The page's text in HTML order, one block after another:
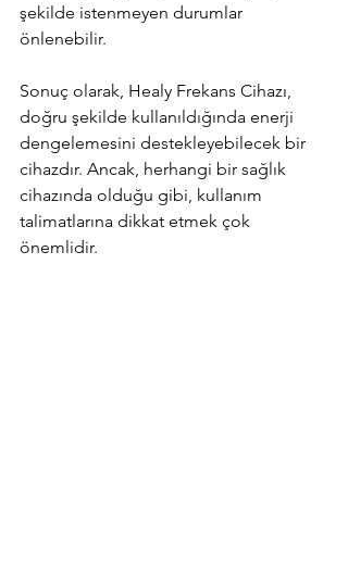
şekilde istenmeyen durumlar
önlenebilir.
Sonuç olarak, Healy Frekans Cihazı,
doğru şekilde kullanıldığında enerji
dengelemesini destekleyebilecek bir
cihazdır. Ancak, herhangi bir sağlık
cihazında olduğu gibi, kullanım
talimatlarına dikkat etmek çok
önemlidir.